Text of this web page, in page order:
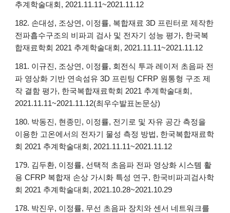
추계학술대회, 2021.11.11~2021.11.12
182. 손대성, 조상연, 이정률, 복합재료 3D 프린터로 제작한
전파흡수구조의 비파괴 검사 및 전자기 성능 평가, 한국복
합재료학회 2021 추계학술대회, 2021.11.11~2021.11.12
181. 이규진, 조상연, 이정률, 회전식 투과 레이저 초음파 전
파 영상화 기반 연속섬유 3D 프린팅 CFRP 원통형 구조 제
작 결함 평가, 한국복합재료학회 2021 추계학술대회,
2021.11.11~2021.11.12(최우수발표논문상)
180. 박동진, 현종민, 이정률, 전기로 및 자유 공간 측정을
이용한 고온에서의 전자기 물성 측정 방법, 한국복합재료학
회 2021 추계학술대회, 2021.11.11~2021.11.12
179. 김두환, 이정률, 선택적 초음파 전파 영상화 시스템 활
용 CFRP 복합재 손상 가시화 특성 연구, 한국비파괴검사학
회 2021 추계학술대회, 2021.10.28~2021.10.29
178. 박진우, 이정률, 무선 초음파 장치와 센서 네트워크를